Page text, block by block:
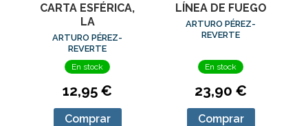
CARTA ESFÉRICA,
LA
ARTURO PÉREZ-
REVERTE
En stock
12,95 €
Comprar
LÍNEA DE FUEGO
ARTURO PÉREZ-
REVERTE
En stock
23,90 €
Comprar